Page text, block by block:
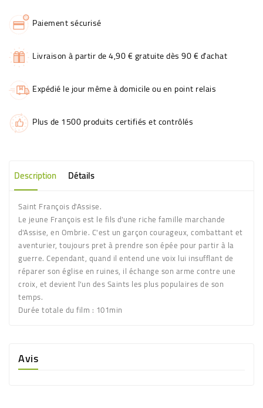
Paiement sécurisé
Livraison à partir de 4,90 € gratuite dès 90 € d'achat
Expédié le jour même à domicile ou en point relais
Plus de 1500 produits certifiés et contrôlés
Description Détails
Saint François d'Assise.
Le jeune François est le fils d'une riche famille marchande
d'Assise, en Ombrie. C'est un garçon courageux, combattant et
aventurier, toujours pret à prendre son épée pour partir à la
guerre. Cependant, quand il entend une voix lui insufflant de
réparer son église en ruines, il échange son arme contre une
croix, et devient l'un des Saints les plus populaires de son
temps.
Durée totale du film : 101min
Avis